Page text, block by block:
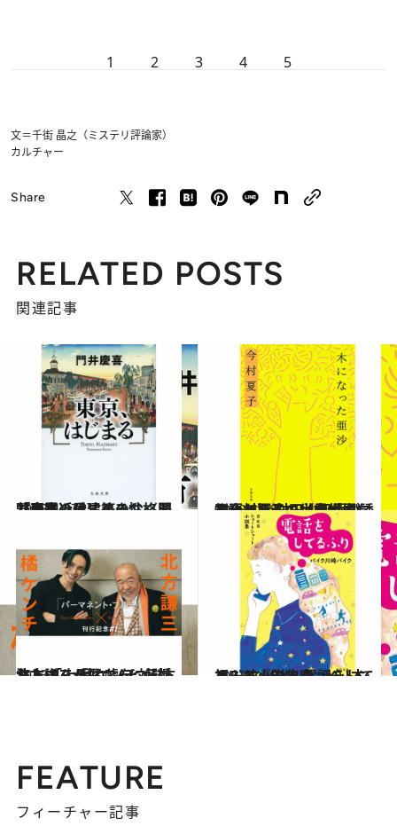
1 2 3 4 5
文＝千街 晶之（ミステリ評論家）
カルチャー
Share
RELATED POSTS
関連記事
2023.4.27
「日本近代建築の父」辰野金吾の愛すべき性格！『東京、はじまる』（門井慶喜）
カルチャー 2023.4.28
ずっと探していた大切な物語―― 村田沙耶香が誘う今村夏子の世界『木になった亜沙』（今村夏子）
カルチャー
2023.5.1
北方謙三×橘ケンチ対談 北方さんが橘さんに伝授した 「上手に嘘をつく方法とは」？
カルチャー 2023.5.2
祝！ 文（B）庫（K）本（B） 『BKBショートショート小説集 電話をしてるふり』
カルチャー
FEATURE
フィーチャー記事